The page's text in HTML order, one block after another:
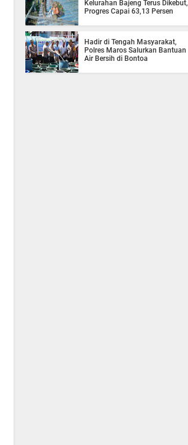
Kelurahan Bajeng Terus Dikebut,
Progres Capai 63,13 Persen
Hadir di Tengah Masyarakat,
Polres Maros Salurkan Bantuan
Air Bersih di Bontoa